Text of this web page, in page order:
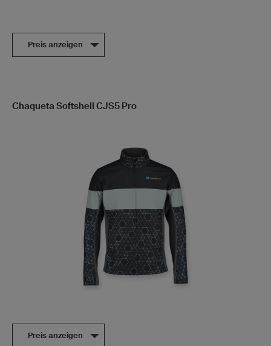
Preis anzeigen
Chaqueta Softshell CJS5 Pro
Preis anzeigen